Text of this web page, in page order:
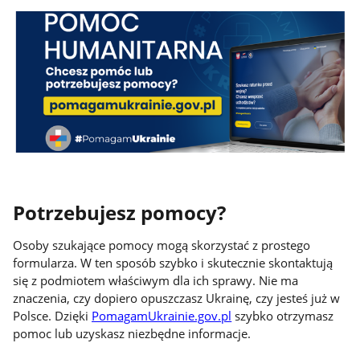
Potrzebujesz pomocy?
Osoby szukające pomocy mogą skorzystać z prostego
formularza. W ten sposób szybko i skutecznie skontaktują
się z podmiotem właściwym dla ich sprawy. Nie ma
znaczenia, czy dopiero opuszczasz Ukrainę, czy jesteś już w
Polsce. Dzięki PomagamUkrainie.gov.pl szybko otrzymasz
pomoc lub uzyskasz niezbędne informacje.